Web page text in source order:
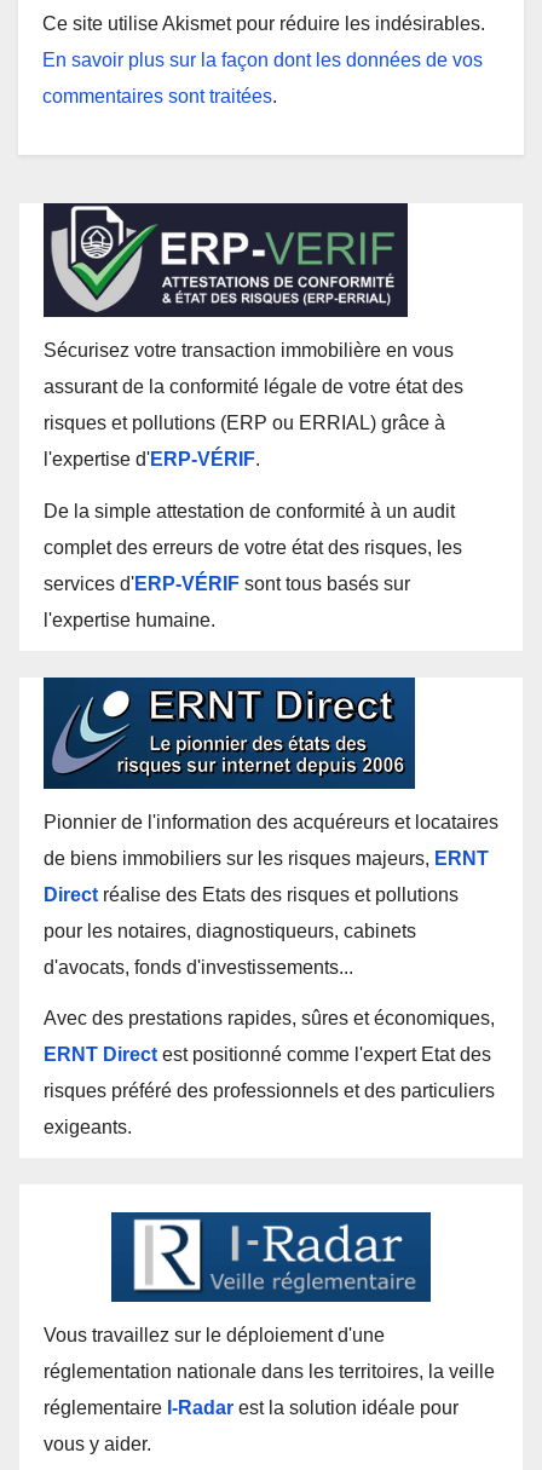
Ce site utilise Akismet pour réduire les indésirables.
En savoir plus sur la façon dont les données de vos
commentaires sont traitées.
Sécurisez votre transaction immobilière en vous
assurant de la conformité légale de votre état des
risques et pollutions (ERP ou ERRIAL) grâce à
l'expertise d'ERP-VÉRIF.
De la simple attestation de conformité à un audit
complet des erreurs de votre état des risques, les
services d'ERP-VÉRIF sont tous basés sur
l'expertise humaine.
Pionnier de l'information des acquéreurs et locataires
de biens immobiliers sur les risques majeurs, ERNT
Direct réalise des Etats des risques et pollutions
pour les notaires, diagnostiqueurs, cabinets
d'avocats, fonds d'investissements...
Avec des prestations rapides, sûres et économiques,
ERNT Direct est positionné comme l'expert Etat des
risques préféré des professionnels et des particuliers
exigeants.
Vous travaillez sur le déploiement d'une
réglementation nationale dans les territoires, la veille
réglementaire I-Radar est la solution idéale pour
vous y aider.